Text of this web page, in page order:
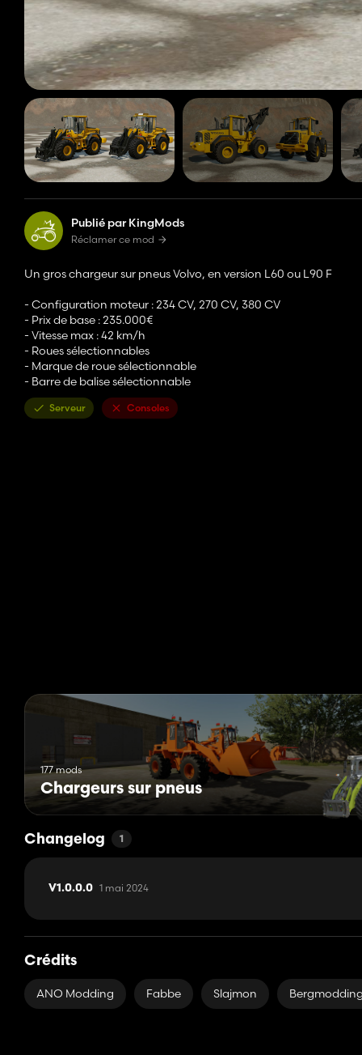
Publié par KingMods
Réclamer ce mod
Un gros chargeur sur pneus Volvo, en version L60 ou L90 F
- Configuration moteur : 234 CV, 270 CV, 380 CV
- Prix de base : 235.000€
- Vitesse max : 42 km/h
- Roues sélectionnables
- Marque de roue sélectionnable
- Barre de balise sélectionnable
Serveur Consoles
177 mods
Chargeurs sur pneus
Changelog 1
V1.0.0.0 1 mai 2024
Crédits
ANO Modding Fabbe Slajmon